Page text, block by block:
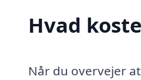
Hvad
Når du overvejer